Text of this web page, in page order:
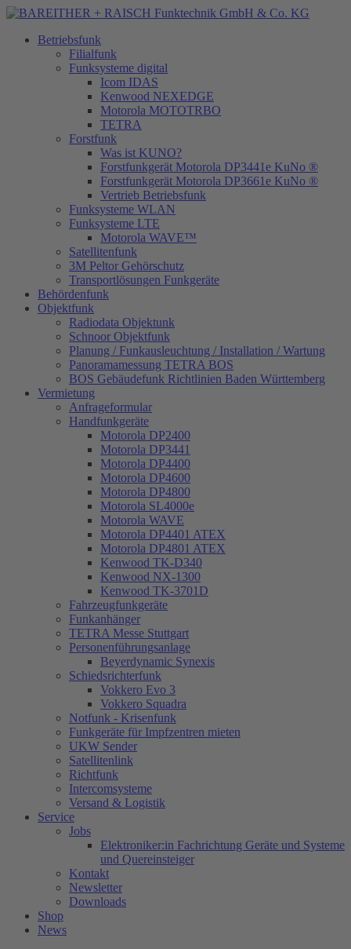
Betriebsfunk
Filialfunk
Funksysteme digital
Icom IDAS
Kenwood NEXEDGE
Motorola MOTOTRBO
TETRA
Forstfunk
Was ist KUNO?
Forstfunkgerät Motorola DP3441e KuNo ®
Forstfunkgerät Motorola DP3661e KuNo ®
Vertrieb Betriebsfunk
Funksysteme WLAN
Funksysteme LTE
Motorola WAVE™
Satellitenfunk
3M Peltor Gehörschutz
Transportlösungen Funkgeräte
Behördenfunk
Objektfunk
Radiodata Objektunk
Schnoor Objektfunk
Planung / Funkausleuchtung / Installation / Wartung
Panoramamessung TETRA BOS
BOS Gebäudefunk Richtlinien Baden Württemberg
Vermietung
Anfrageformular
Handfunkgeräte
Motorola DP2400
Motorola DP3441
Motorola DP4400
Motorola DP4600
Motorola DP4800
Motorola SL4000e
Motorola WAVE
Motorola DP4401 ATEX
Motorola DP4801 ATEX
Kenwood TK-D340
Kenwood NX-1300
Kenwood TK-3701D
Fahrzeugfunkgeräte
Funkanhänger
TETRA Messe Stuttgart
Personenführungsanlage
Beyerdynamic Synexis
Schiedsrichterfunk
Vokkero Evo 3
Vokkero Squadra
Notfunk - Krisenfunk
Funkgeräte für Impfzentren mieten
UKW Sender
Satellitenlink
Richtfunk
Intercomsysteme
Versand & Logistik
Service
Jobs
Elektroniker:in Fachrichtung Geräte und Systeme
und Quereinsteiger
Kontakt
Newsletter
Downloads
Shop
News